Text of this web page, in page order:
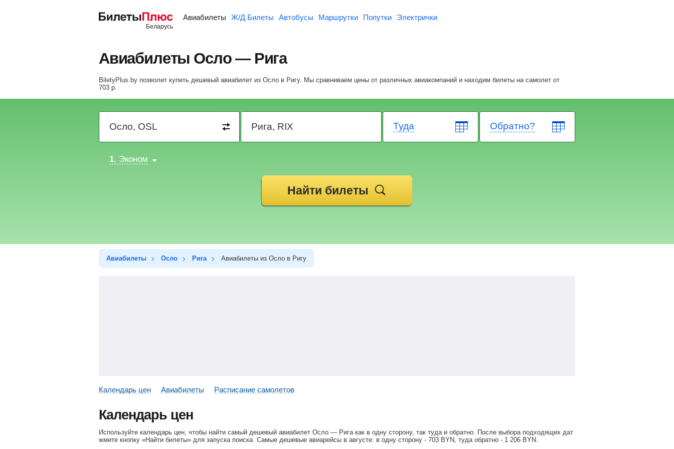
Авиабилеты Ж/Д Билеты Автобусы Маршрутки Попутки Электрички
Авиабилеты Осло — Рига
BiletyPlus.by позволит купить дешевый авиабилет из Осло в Ригу. Мы сравниваем цены от различных авиакомпаний и находим билеты на самолет от
703 р.
Туда Обратно?
1, Эконом
Найти билеты
Авиабилеты Осло Рига Авиабилеты из Осло в Ригу
Календарь цен Авиабилеты Расписание самолетов
Календарь цен
Используйте календарь цен, чтобы найти самый дешевый авиабилет Осло — Рига как в одну сторону, так туда и обратно. После выбора подходящих дат
жмите кнопку «Найти билеты» для запуска поиска. Самые дешевые авиарейсы в августе: в одну сторону - 703 BYN, туда обратно - 1 206 BYN.